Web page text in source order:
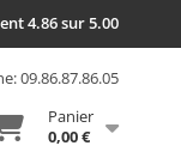
4.86 sur 5.00
09.86.87.86.05
Panier
0,00 €